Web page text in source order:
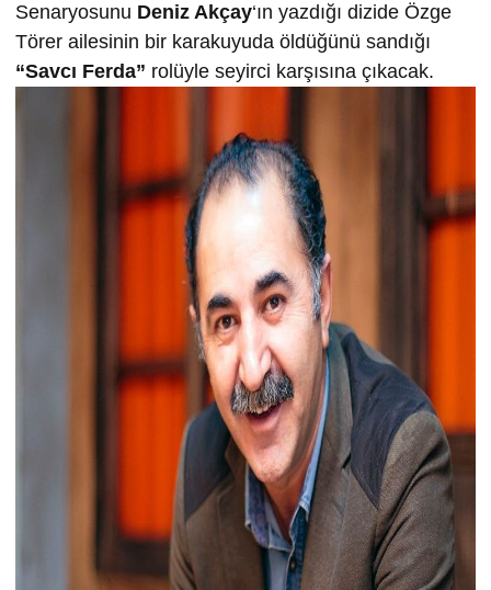
Senaryosunu Deniz Akçay‘ın yazdığı dizide Özge
Törer ailesinin bir karakuyuda öldüğünü sandığı
“Savcı Ferda” rolüyle seyirci karşısına çıkacak.